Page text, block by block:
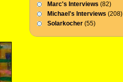
Marc's Interviews (82)
Michael's Interviews (208)
Solarkocher (55)